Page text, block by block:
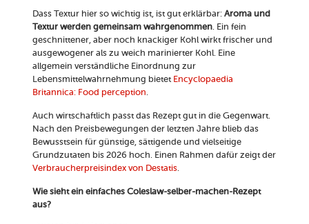
Dass Textur hier so wichtig ist, ist gut erklärbar: Aroma und
Textur werden gemeinsam wahrgenommen. Ein fein
geschnittener, aber noch knackiger Kohl wirkt frischer und
ausgewogener als zu weich marinierter Kohl. Eine
allgemein verständliche Einordnung zur
Lebensmittelwahrnehmung bietet Encyclopaedia
Britannica: Food perception.
Auch wirtschaftlich passt das Rezept gut in die Gegenwart.
Nach den Preisbewegungen der letzten Jahre blieb das
Bewusstsein für günstige, sättigende und vielseitige
Grundzutaten bis 2026 hoch. Einen Rahmen dafür zeigt der
Verbraucherpreisindex von Destatis.
Wie sieht ein einfaches Coleslaw-selber-machen-Rezept
aus?